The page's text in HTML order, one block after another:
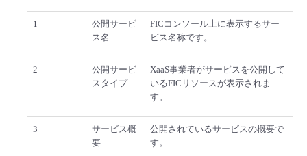
1
公開サービ
ス名
FICコンソール上に表示するサー
ビス名称です。
2
公開サービ
スタイプ
XaaS事業者がサービスを公開して
いるFICリソースが表示されま
す。
3
サービス概
要
公開されているサービスの概要で
す。